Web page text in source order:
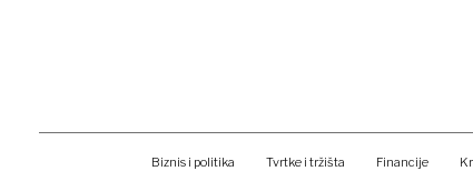
Biznis i politika Tvrtke i tržišta Financije